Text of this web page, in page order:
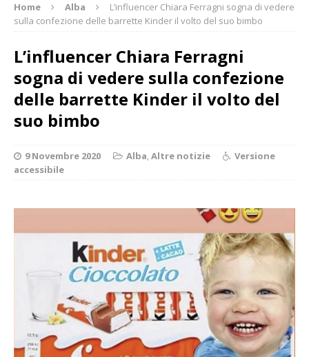
Home Alba
L’influencer Chiara Ferragni sogna di vedere
sulla confezione delle barrette Kinder il volto del suo bimbo
L’influencer Chiara Ferragni
sogna di vedere sulla confezione
delle barrette Kinder il volto del
suo bimbo
9 Novembre 2020 Alba,Altre notizie
Versione
accessibile